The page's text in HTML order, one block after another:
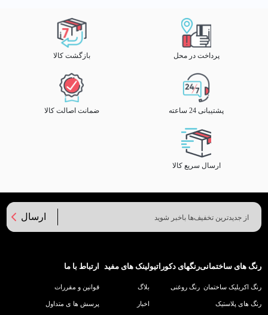
پرداخت در محل بازگشت کالا
پشتیبانی 24 ساعته ضمانت اصالت کالا
ارسال سریع کالا
ارسال
رنگ های ساختمانی
رنگ اکریلیک ساختمان
رنگ های پلاستیک
رنگهای دکوراتیو
رنگ روغنی
لینک های مفید
بلاگ
اخبار
ارتباط با ما
قوانین و مقررات
پرسش ها ی متداول